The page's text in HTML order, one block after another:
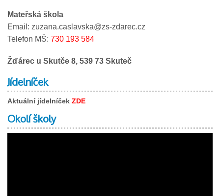
Mateřská škola
Email: zuzana.caslavska@zs-zdarec.cz
Telefon MŠ: 730 193 584
Žďárec u Skutče 8, 539 73 Skuteč
Jídelníček
Aktuální jídelníček ZDE
Okolí školy